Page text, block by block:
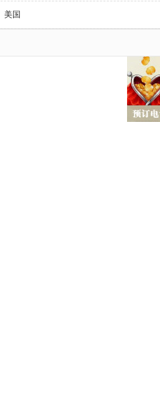
美国